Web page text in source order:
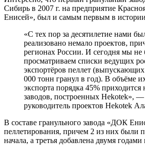
Сибирь в 2007 г. на предприятие
Енисей», был и самым первым в
«С тех пор за десятилетие нами
реализовано немало проектов,
регионах России. И сегодня мы не
просматриваем списки ведущих
экспортёров пеллет
000 тонн гранул в год). В объёме
экспорта порядка 45% приходится
заводов, построенных Hekotek»,
руководитель проектов Hekotek
В составе гранульного завода «ДОК
пеллетирования, причем 2 из них были
начала, а третья добавлена двумя годами